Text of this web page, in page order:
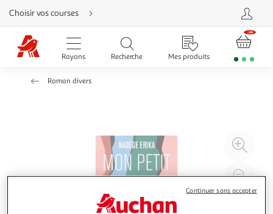
Aller
directement
au
contenu
Aller
directement
Aller
Choisir vos courses
Rayons Recherche Mes produits
Roman divers
à
Continuer sans accepter